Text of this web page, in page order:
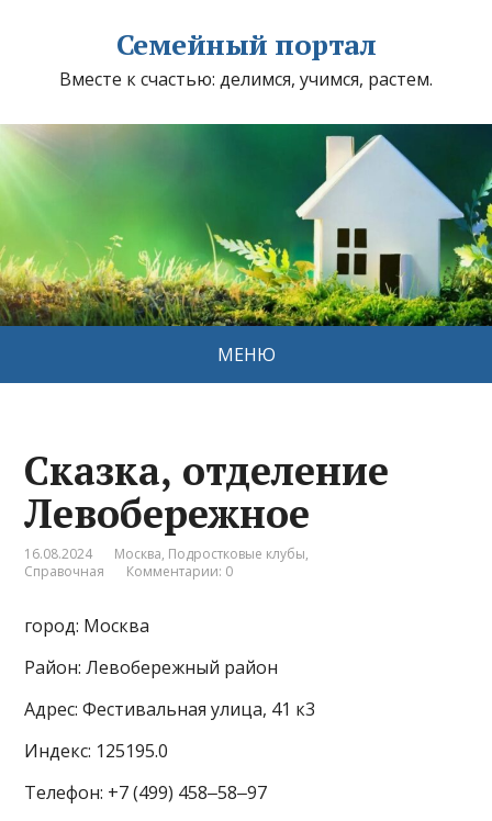
Семейный портал
Вместе к счастью: делимся, учимся, растем.
МЕНЮ
Сказка, отделение
Левобережное
16.08.2024 Москва, Подростковые клубы,
Справочная
Комментарии: 0
город: Москва
Район: Левобережный район
Адрес: Фестивальная улица, 41 к3
Индекс: 125195.0
Телефон: +7 (499) 458‒58‒97